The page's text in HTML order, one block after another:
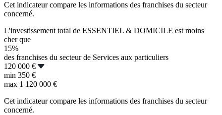
Cet indicateur compare les informations des franchises du secteur
concerné.
L'investissement total de ESSENTIEL & DOMICILE est moins
cher que
15%
des franchises du secteur de Services aux particuliers
120 000 €
min 350 €
max 1 120 000 €
Cet indicateur compare les informations des franchises du secteur
concerné.